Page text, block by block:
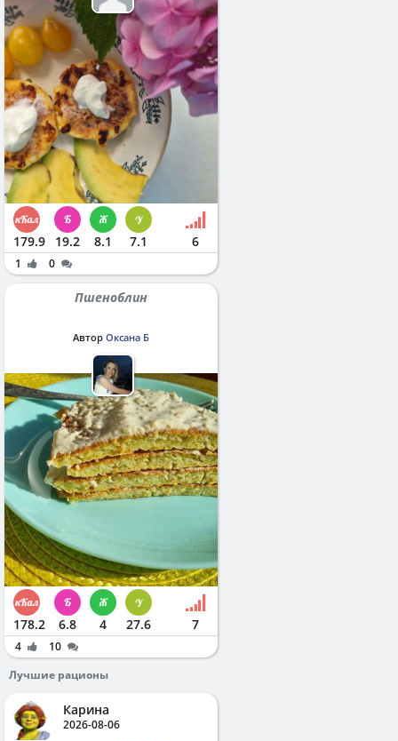
179.9 19.2 8.1 7.1 6
1 0
Пшеноблин
Автор Оксана Б
178.2 6.8 4 27.6 7
4
10
Лучшие рационы
Карина
2026-08-06